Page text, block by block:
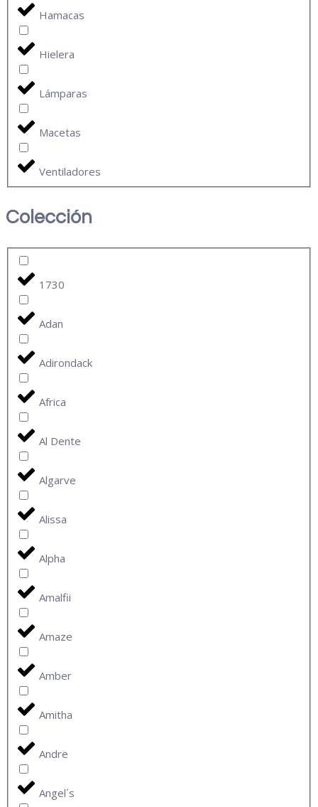
Hamacas
Hielera
Lámparas
Macetas
Ventiladores
Colección
1730
Adan
Adirondack
Africa
Al Dente
Algarve
Alissa
Alpha
Amalfii
Amaze
Amber
Amitha
Andre
Angel´s